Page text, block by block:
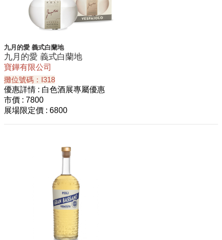
九⽉的愛 義式⽩蘭地
九⽉的愛 義式⽩蘭地
寶鏵有限公司
攤位號碼：I318
優惠詳情 : 白色酒展專屬優惠
市價 : 7800
展場限定價 : 6800